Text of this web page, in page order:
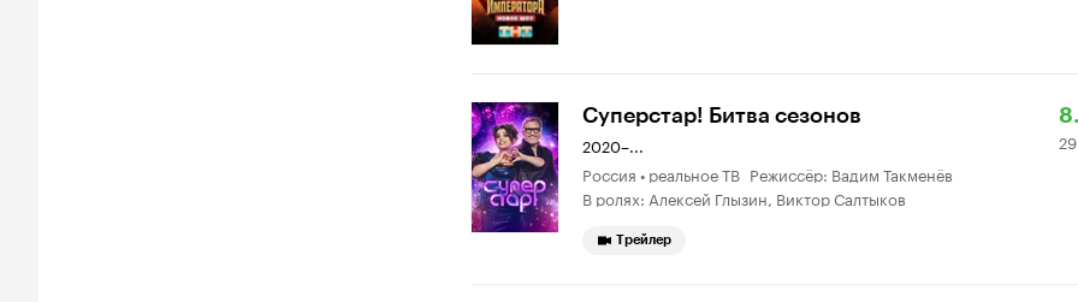
Суперстар! Битва сезонов
2020–...
Россия • реальное ТВ Режиссёр: Вадим Такменёв
В ролях: Алексей Глызин, Виктор Салтыков
Трейлер